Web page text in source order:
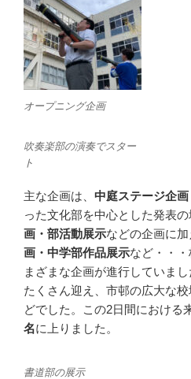
オープニング企画
吹奏楽部の演奏でスター
ト
主な企画は、 中庭ステージ企
った文化部を中心とした発表の
画・部活動展示などの企画に加
画・中学部作品展示など・・
まざまな企画が進行していま
たくさん迎え、市邨の広大な
どでした。この2日間における
名に上りました。
書道部の展示